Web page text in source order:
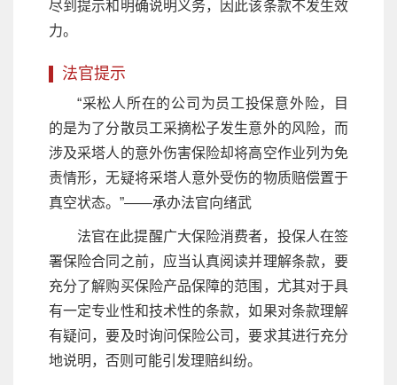
尽到提示和明确说明义务，因此该条款不发生效
力。
法官提示
“采松人所在的公司为员工投保意外险，目
的是为了分散员工采摘松子发生意外的风险，而
涉及采塔人的意外伤害保险却将高空作业列为免
责情形，无疑将采塔人意外受伤的物质赔偿置于
真空状态。”——承办法官向绪武
法官在此提醒广大保险消费者，投保人在签
署保险合同之前，应当认真阅读并理解条款，要
充分了解购买保险产品保障的范围，尤其对于具
有一定专业性和技术性的条款，如果对条款理解
有疑问，要及时询问保险公司，要求其进行充分
地说明，否则可能引发理赔纠纷。